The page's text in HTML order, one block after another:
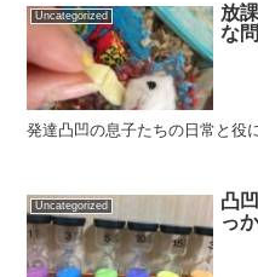
Uncategorized
放
な
発達凸凹の息子たちの日常と役
Uncategorized
凸
っ